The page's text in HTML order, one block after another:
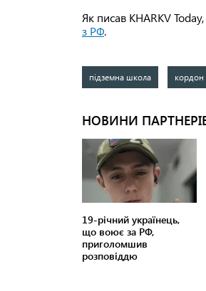
Як писав KHARKV Today,
з РФ.
підземна школа кордон